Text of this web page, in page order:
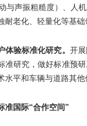
与声振粗糙度）、人
耐老化、轻量化等基础
体验标准化研究。 开
准研究，做好标准预
水平和车辆与道路其他
准国际“合作空间”